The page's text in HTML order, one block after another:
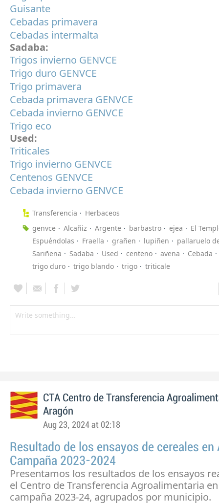
Guisante
Cebadas primavera
Cebadas intermalta
Sadaba:
Trigos invierno GENVCE
Trigo duro GENVCE
Trigo primavera
Cebada primavera GENVCE
Cebada invierno GENVCE
Trigo eco
Used:
Triticales
Trigo invierno GENVCE
Centenos GENVCE
Cebada invierno GENVCE
Transferencia
Herbaceos
genvce
Alcañiz Argente barbastro ejea
El
Espuéndolas
Fraella grañen lupiñen
pallaruelo
Sariñena
Sadaba Used centeno avena
Cebada
trigo duro
trigo blando trigo triticale
CTA Centro de Transferencia
Aragón
Aug 23, 2024 at 02:18
Resultado de los ensayos de cereales en
Campaña 2023-2024
Presentamos los resultados de los ensayos
el Centro de Transferencia Agroalimentaria
campaña 2023-24, agrupados por municipio.